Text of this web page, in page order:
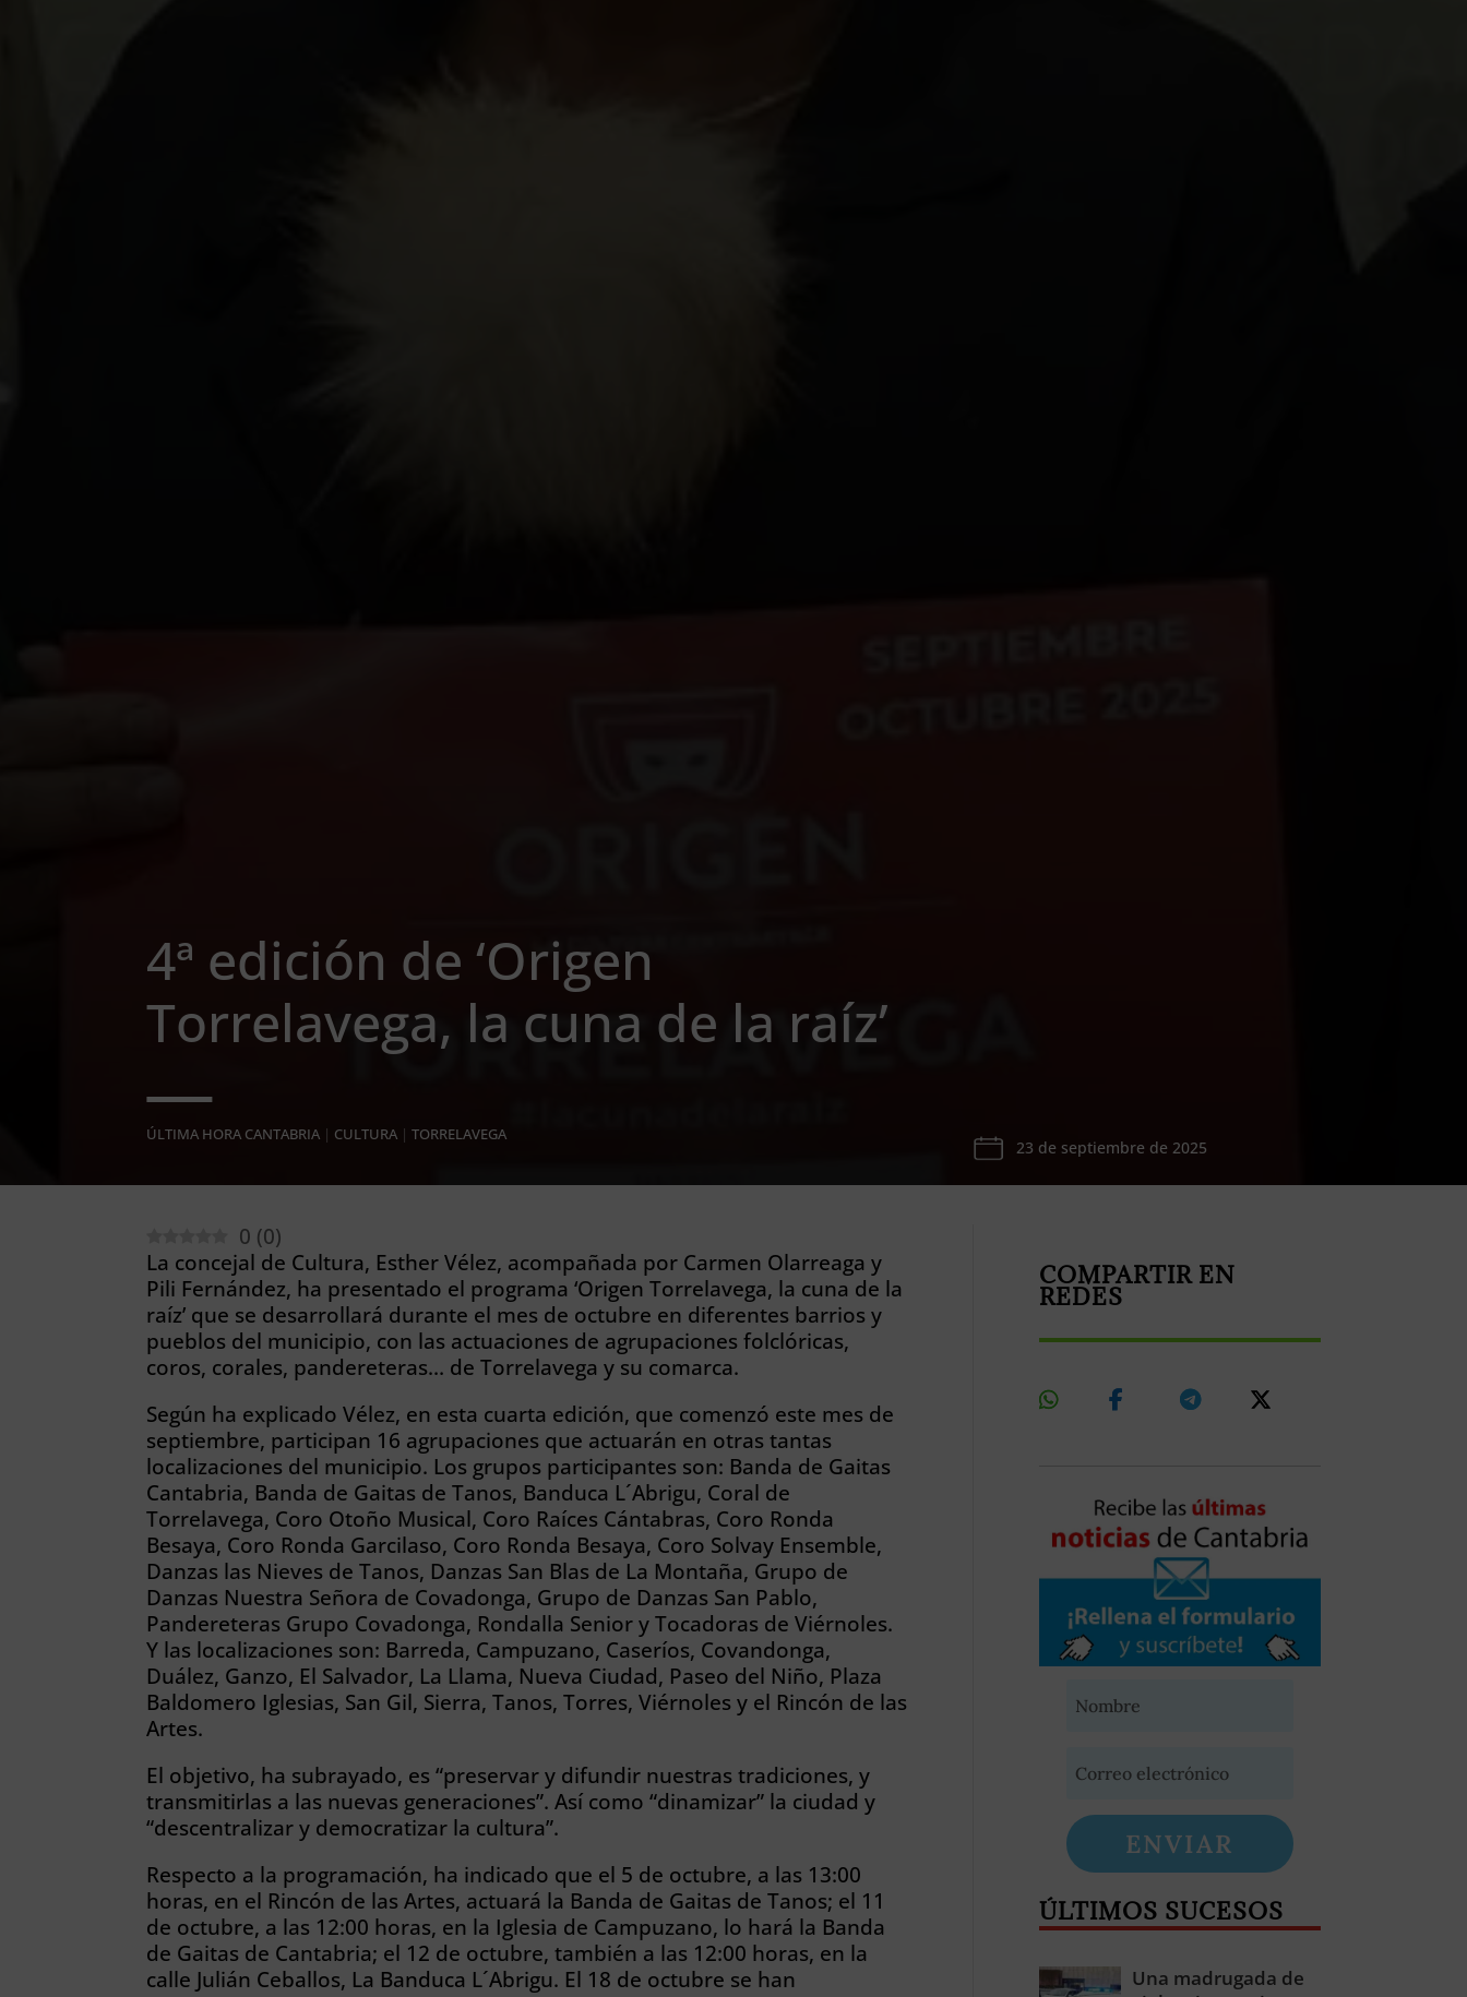
4ª edición de ‘Origen
Torrelavega, la cuna de la raíz’
ÚLTIMA HORA CANTABRIA | CULTURA |TORRELAVEGA
23 de septiembre de 2025
0 (0)
La concejal de Cultura, Esther Vélez, acompañada por Carmen Olarreaga y
Pili Fernández, ha presentado el programa ‘Origen Torrelavega, la cuna de la
raíz’ que se desarrollará durante el mes de octubre en diferentes barrios y
pueblos del municipio, con las actuaciones de agrupaciones folclóricas,
coros, corales, pandereteras… de Torrelavega y su comarca.
Según ha explicado Vélez, en esta cuarta edición, que comenzó este mes de
septiembre, participan 16 agrupaciones que actuarán en otras tantas
localizaciones del municipio. Los grupos participantes son: Banda de Gaitas
Cantabria, Banda de Gaitas de Tanos, Banduca L´Abrigu, Coral de
Torrelavega, Coro Otoño Musical, Coro Raíces Cántabras, Coro Ronda
Besaya, Coro Ronda Garcilaso, Coro Ronda Besaya, Coro Solvay Ensemble,
Danzas las Nieves de Tanos, Danzas San Blas de La Montaña, Grupo de
Danzas Nuestra Señora de Covadonga, Grupo de Danzas San Pablo,
Pandereteras Grupo Covadonga, Rondalla Senior y Tocadoras de Viérnoles.
Y las localizaciones son: Barreda, Campuzano, Caseríos, Covandonga,
Duález, Ganzo, El Salvador, La Llama, Nueva Ciudad, Paseo del Niño, Plaza
Baldomero Iglesias, San Gil, Sierra, Tanos, Torres, Viérnoles y el Rincón de las
Artes.
El objetivo, ha subrayado, es “preservar y difundir nuestras tradiciones, y
transmitirlas a las nuevas generaciones”. Así como “dinamizar” la ciudad y
“descentralizar y democratizar la cultura”.
Respecto a la programación, ha indicado que el 5 de octubre, a las 13:00
horas, en el Rincón de las Artes, actuará la Banda de Gaitas de Tanos; el 11
de octubre, a las 12:00 horas, en la Iglesia de Campuzano, lo hará la Banda
de Gaitas de Cantabria; el 12 de octubre, también a las 12:00 horas, en la
calle Julián Ceballos, La Banduca L´Abrigu. El 18 de octubre se han
COMPARTIR EN
REDES
ENVIAR
ÚLTIMOS SUCESOS
Una madrugada de